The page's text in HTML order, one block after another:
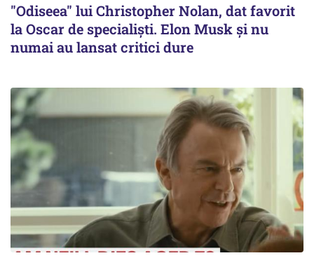
"Odiseea" lui Christopher Nolan, dat favorit
la Oscar de specialişti. Elon Musk şi nu
numai au lansat critici dure